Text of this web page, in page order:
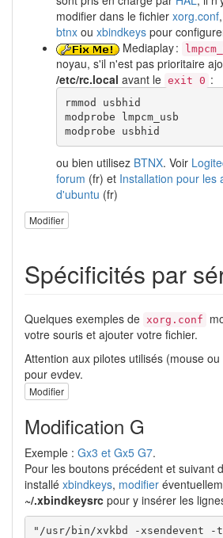
modifier dans le fichier xorg.conf
btnx ou xbindkeys pour
Mediaplay :
noyau, s'il n'est pas prioritaire
/etc/rc.local avant le exit 0 :
rmmod usbhid
modprobe lmpcm_usb
modprobe usbhid
ou bien utilisez BTNX. Voir
forum (fr) et Installation pour les
d'ubuntu (fr)
Modifier
Spécificités par
Quelques exemples de xorg.conf
votre souris et ajouter votre fichier.
Attention aux pilotes utilisés (mouse
pour evdev.
Modifier
Modification G
Exemple : Gx3 et Gx5 G7.
Pour les boutons précédent et suivant
installé xbindkeys, modifier
~/.xbindkeysrc pour y insérer les
"/usr/bin/xvkbd -